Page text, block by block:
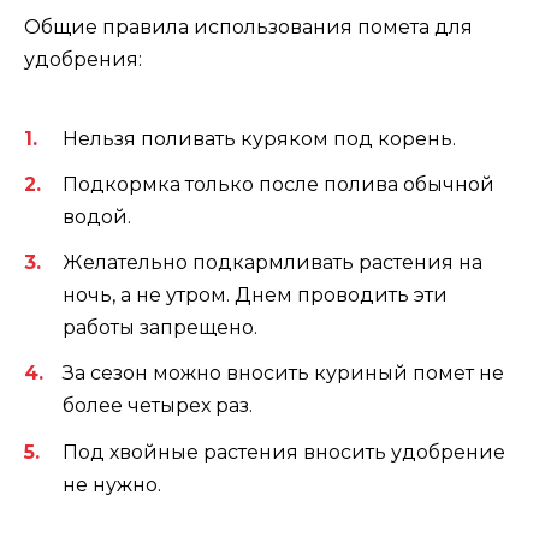
Общие правила использования помета для
удобрения:
Нельзя поливать куряком под корень.
Подкормка только после полива обычной
водой.
Желательно подкармливать растения на
ночь, а не утром. Днем проводить эти
работы запрещено.
За сезон можно вносить куриный помет не
более четырех раз.
Под хвойные растения вносить удобрение
не нужно.